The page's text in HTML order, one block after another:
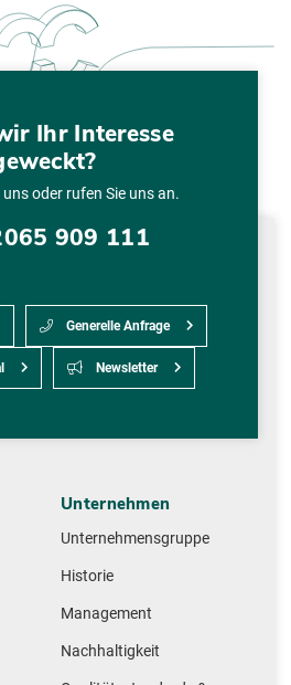
Ihr Interesse
uns oder rufen Sie uns an.
909 111
Generelle Anfrage
Newsletter
Unternehmen
Unternehmensgruppe
Historie
Management
Nachhaltigkeit